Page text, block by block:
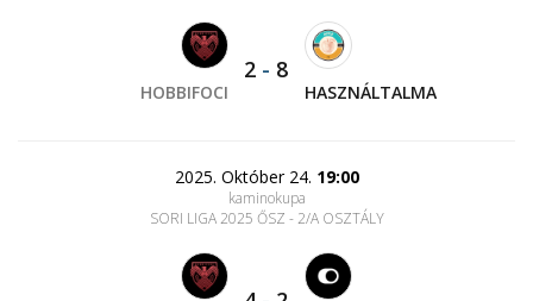
HOBBIFOCI
2 - 8
HASZNÁLTALMA
2025. Október 24. 19:00
kaminokupa
SORI LIGA 2025 ŐSZ - 2/A OSZTÁLY